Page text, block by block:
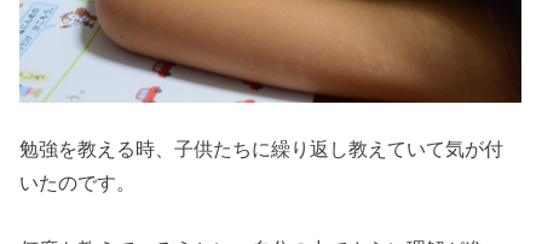
勉強を教える時、子供たちに繰り返し教えていて気が付
いたのです。